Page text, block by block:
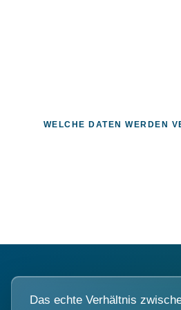
WELCHE DATEN WERDEN
Das echte Verhältnis